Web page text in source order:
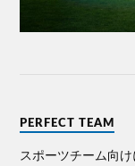
PERFECT TEAM
スポーツチーム向